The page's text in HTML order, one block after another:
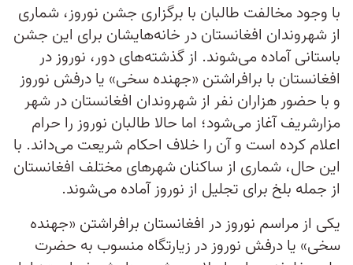
با وجود مخالفت طالبان با برگزاری جشن نوروز، شماری
از شهروندان افغانستان در خانه‌هایشان برای این جشن
باستانی آماده می‌شوند. از گذشته‌های دور، نوروز در
افغانستان با برافراشتن «جهنده سخی» یا درفش نوروز
و با حضور هزاران نفر از شهروندان افغانستان در شهر
مزارشریف آغاز می‌شود؛ اما حالا طالبان نوروز را حرام
اعلام کرده است و آن را خلاف احکام شریعت می‌داند. با
این حال، شماری از ساکنان شهرهای مختلف افغانستان
از جمله بلخ برای تجلیل از نوروز آماده می‌شوند.
یکی از مراسم نوروز در افغانستان برافراشتن «جهنده
سخی» یا درفش نوروز در زیارتگاه منسوب به حضرت